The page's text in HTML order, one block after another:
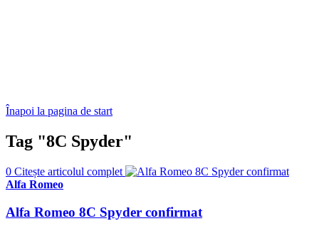
Înapoi la pagina de start
Tag "8C Spyder"
0 Citește articolul complet
Alfa Romeo
Alfa Romeo 8C Spyder confirmat